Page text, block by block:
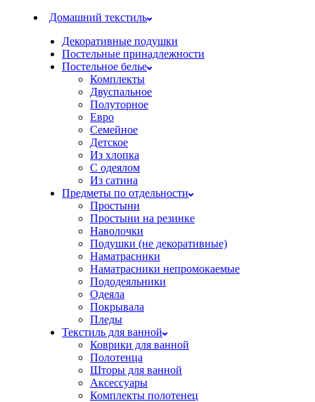
Домашний текстиль
Декоративные подушки
Постельные принадлежности
Постельное белье
Комплекты
Двуспальное
Полуторное
Евро
Семейное
Детское
Из хлопка
С одеялом
Из сатина
Предметы по отдельности
Простыни
Простыни на резинке
Наволочки
Подушки (не декоративные)
Наматрасники
Наматрасники непромокаемые
Пододеяльники
Одеяла
Покрывала
Пледы
Текстиль для ванной
Коврики для ванной
Полотенца
Шторы для ванной
Аксессуары
Комплекты полотенец